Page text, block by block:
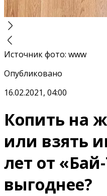
Источник фото: www
Опубликовано
16.02.2021, 04:00
Копить на
или взять
лет от
выгоднее?